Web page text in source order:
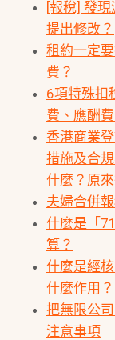
[報稅] 發
提出修改？
租約一定
費？
6項特殊扣
費、應酬
香港商業
措施及合
什麼？原
夫婦合併
什麼是「
算？
什麼是經
什麼作用？
把無限公
注意事項